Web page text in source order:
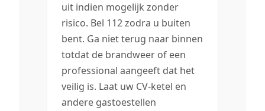
uit indien mogelijk zonder
risico. Bel 112 zodra u buiten
bent. Ga niet terug naar binnen
totdat de brandweer of een
professional aangeeft dat het
veilig is. Laat uw CV-ketel en
andere gastoestellen